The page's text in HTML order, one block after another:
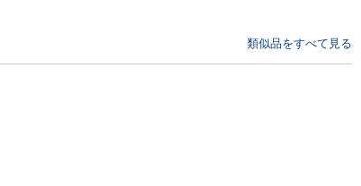
類似品をすべて見る